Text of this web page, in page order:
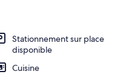
Stationnement sur place
disponible
Cuisine